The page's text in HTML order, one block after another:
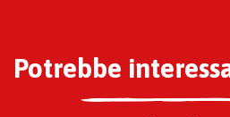
Potrebbe